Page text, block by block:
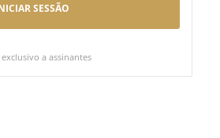
SESSÃO
exclusivo a assinantes